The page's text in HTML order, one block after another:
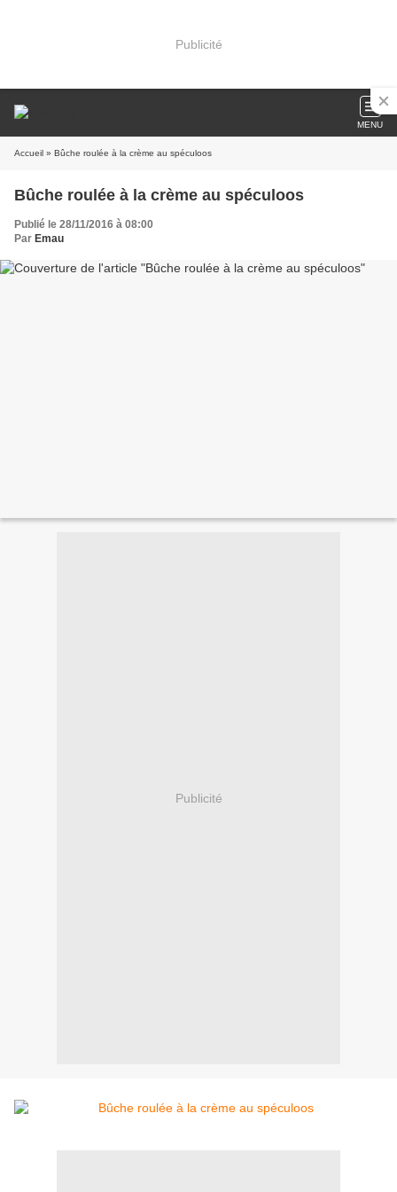
Publicité
MENU
Accueil » Bûche roulée à la crème au spéculoos
Bûche roulée à la crème au spéculoos
Publié le 28/11/2016 à 08:00
Par Emau
Publicité